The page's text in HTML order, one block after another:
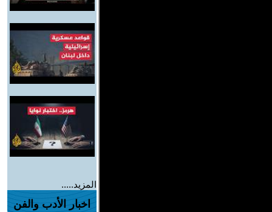
المزيد.....
اخبار الأدب والفن